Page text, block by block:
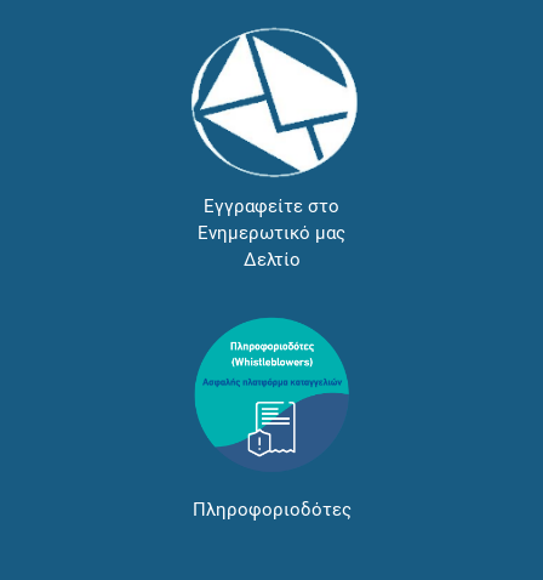
Εγγραφείτε στο
Ενημερωτικό μας
Δελτίο
Πληροφοριοδότες